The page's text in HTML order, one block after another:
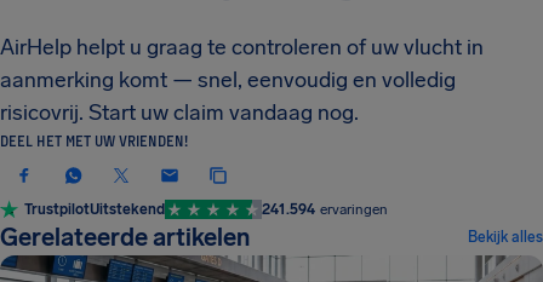
AirHelp helpt u graag te controleren of uw vlucht in
aanmerking komt — snel, eenvoudig en volledig
risicovrij. Start uw claim vandaag nog.
DEEL HET MET UW VRIENDEN!
TrustpilotUitstekend 241.594 ervaringen
Gerelateerde artikelen Bekijk alles